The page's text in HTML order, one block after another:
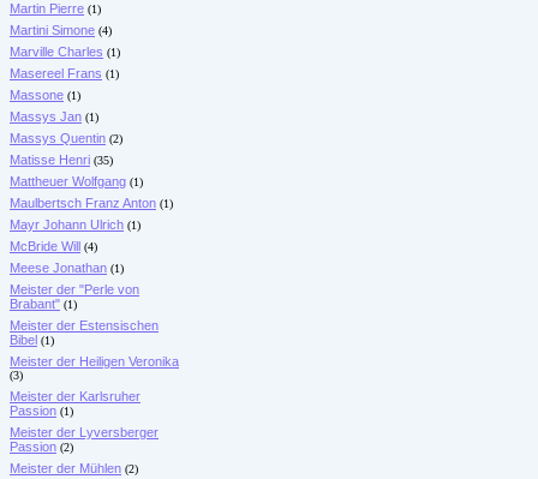
Martin Pierre (1)
Martini Simone (4)
Marville Charles (1)
Masereel Frans (1)
Massone (1)
Massys Jan (1)
Massys Quentin (2)
Matisse Henri (35)
Mattheuer Wolfgang (1)
Maulbertsch Franz Anton (1)
Mayr Johann Ulrich (1)
McBride Will (4)
Meese Jonathan (1)
Meister der "Perle von
Brabant" (1)
Meister der Estensischen
Bibel (1)
Meister der Heiligen Veronika
(3)
Meister der Karlsruher
Passion (1)
Meister der Lyversberger
Passion (2)
Meister der Mühlen (2)